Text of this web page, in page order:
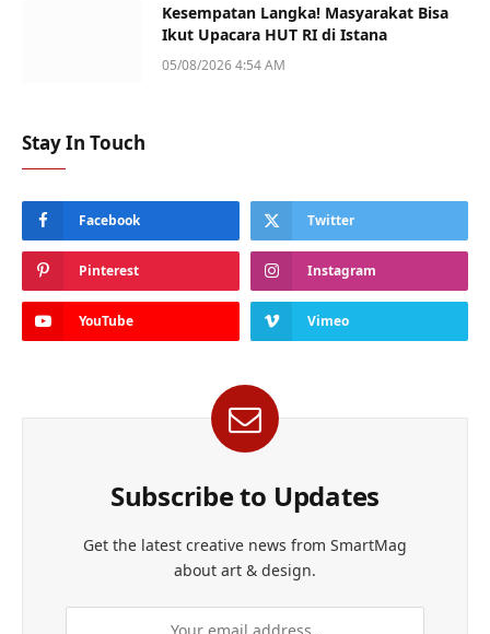
Kesempatan Langka! Masyarakat Bisa
Ikut Upacara HUT RI di Istana
05/08/2026 4:54 AM
Stay In Touch
Facebook Twitter
Pinterest Instagram
YouTube Vimeo
Subscribe to Updates
Get the latest creative news from SmartMag
about art & design.